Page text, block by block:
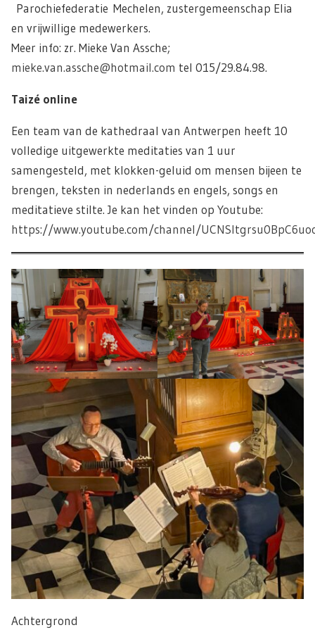
Parochiefederatie Mechelen, zustergemeenschap Elia
en vrijwillige medewerkers.
Meer info: zr. Mieke Van Assche;
mieke.van.assche@hotmail.com tel 015/29.84.98.
Taizé online
Een team van de kathedraal van Antwerpen heeft 10
volledige uitgewerkte meditaties van 1 uur
samengesteld, met klokken-geluid om mensen bijeen te
brengen, teksten in nederlands en engels, songs en
meditatieve stilte. Je kan het vinden op Youtube:
https://www.youtube.com/channel/
Achtergrond